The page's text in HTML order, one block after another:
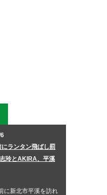
ランタン飛ばし罰
玲とAKIRA、平溪
に新北市平溪を訪れ